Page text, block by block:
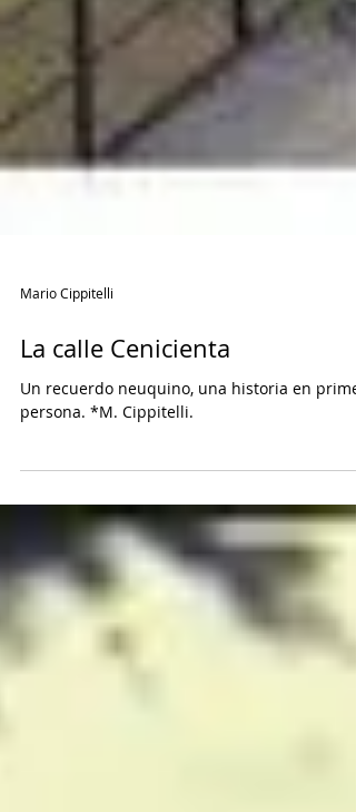
Mario Cippitelli
Un recuerdo neuquino, una historia en
persona. *M. Cippitelli.